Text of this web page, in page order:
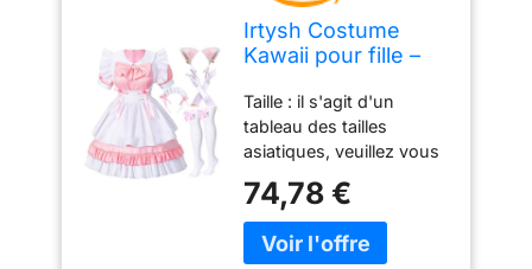
Irtysh Costume
Kawaii pour fille –
française – Gants
d'oreilles de chat
en fourrure –
Ensemble
chaussettes –
Rose-blanc, taille
XL
Taille : il s'agit d'un
tableau des tailles
asiatiques, veuillez vous
et de taille ci-dessous
afin de garantir un
ajustement précis.
74,78 €